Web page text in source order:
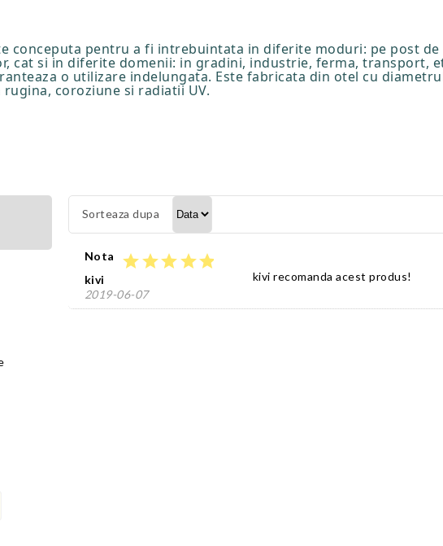
conceputa pentru a fi intrebuintata in diferite moduri: pe post
cat si in diferite domenii: in gradini, industrie, ferma, transport,
o utilizare indelungata. Este fabricata din otel cu
coroziune si radiatii UV.
Sorteaza dupa
Nota starstarstarstarstar
kivi
2019-06-07
kivi recomanda acest produs!